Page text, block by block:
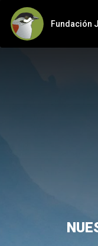
Fundación